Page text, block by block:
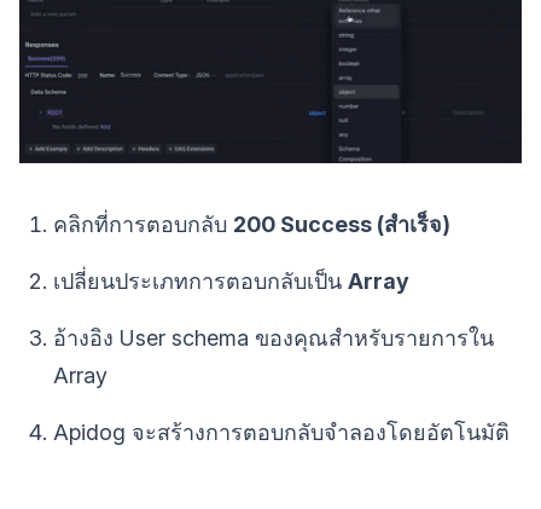
คลิกที่การตอบกลับ 200 Success (สำเร็จ)
เปลี่ยนประเภทการตอบกลับเป็น Array
อ้างอิง User schema ของคุณสำหรับรายการใน
Array
Apidog จะสร้างการตอบกลับจำลองโดยอัตโนมัติ